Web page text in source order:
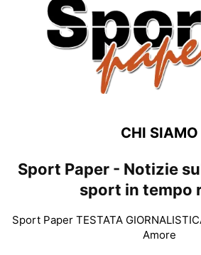
CHI SIAMO
Sport Paper - Notizie
sport in tempo
Sport Paper TESTATA
Amore